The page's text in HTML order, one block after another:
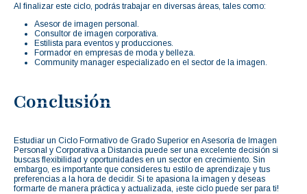
Al finalizar este ciclo, podrás trabajar en diversas áreas, tales como:
Asesor de imagen personal.
Consultor de imagen corporativa.
Estilista para eventos y producciones.
Formador en empresas de moda y belleza.
Community manager especializado en el sector de la imagen.
Conclusión
Estudiar un Ciclo Formativo de Grado Superior en Asesoría de Imagen
Personal y Corporativa a Distancia puede ser una excelente decisión si
buscas flexibilidad y oportunidades en un sector en crecimiento. Sin
embargo, es importante que consideres tu estilo de aprendizaje y tus
preferencias a la hora de decidir. Si te apasiona la imagen y deseas
formarte de manera práctica y actualizada, ¡este ciclo puede ser para ti!